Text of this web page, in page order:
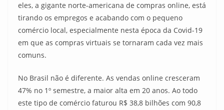
eles, a gigante norte-americana de compras online, está
tirando os empregos e acabando com o pequeno
comércio local, especialmente nesta época da Covid-19
em que as compras virtuais se tornaram cada vez mais
comuns.
No Brasil não é diferente. As vendas online cresceram
47% no 1º semestre, a maior alta em 20 anos. Ao todo
este tipo de comércio faturou R$ 38,8 bilhões com 90,8